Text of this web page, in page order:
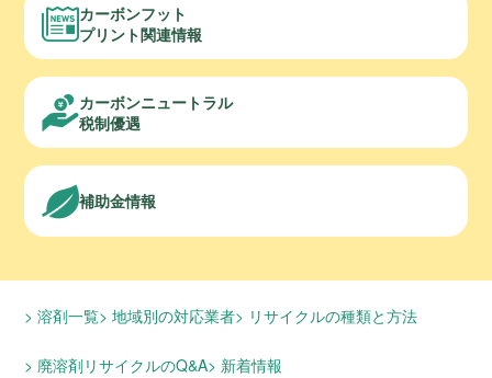
カーボンフット
プリント関連情報
カーボンニュートラル
税制優遇
補助金情報
溶剤一覧 地域別の対応業者 リサイクルの種類と方法
廃溶剤リサイクルのQ&A 新着情報